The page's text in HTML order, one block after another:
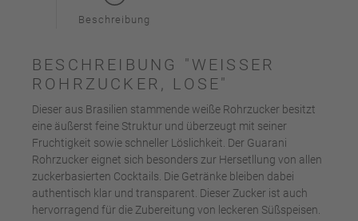
Beschreibung
BESCHREIBUNG "WEISSER R
OHRZUCKER, LOSE"
Dieser aus Brasilien stammende weiße Rohrzucker besitzt
eine äußerst feine Struktur und überzeugt mit seiner
Fruchtigkeit sowie schneller Löslichkeit. Der Guarani
Rohrzucker eignet sich besonders zur Hersetllung von allen
zuckerbasierten Cocktails. Die Getränke bleiben dabei
authentisch klar und transparent. Dieser Zucker ist auch
hervorragend für die Zubereitung von leckeren Süßspeisen.